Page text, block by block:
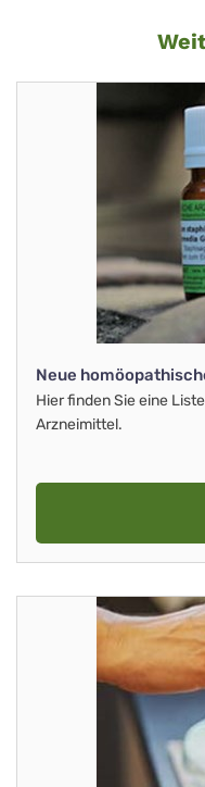
Neue
Hier finden Sie eine
Arzneimittel.